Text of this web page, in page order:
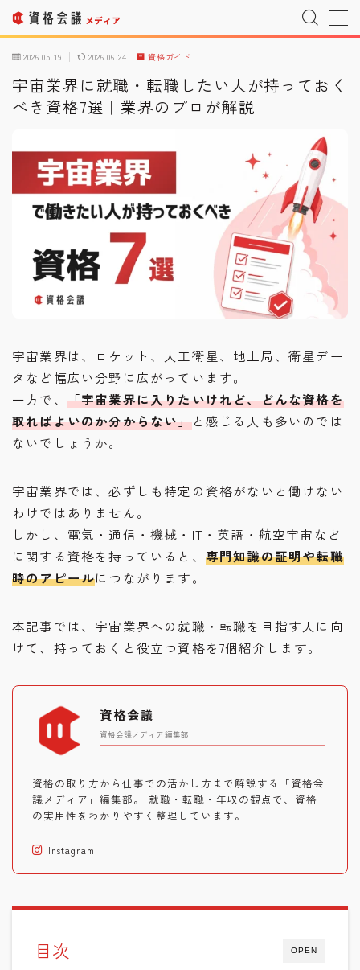
MENU
運営者情報 Company Profile
プライバシーポリシー Privacy Policy
利用規約 T&C
宇宙情報サイト SPACE CONNECT
宇宙転職を目指したい方へ Space Job
2026.05.19 2026.06.24 資格ガイド
宇宙業界に就職・転職したい人が持っておく
べき資格7選｜業界のプロが解説
宇宙業界は、ロケット、人工衛星、地上局、衛星デー
タなど幅広い分野に広がっています。
一方で、 「宇宙業界に入りたいけれど、どんな資格を
取ればよいのか分からない」と感じる人も多いのでは
ないでしょうか。
宇宙業界では、必ずしも特定の資格がないと働けない
わけではありません。
しかし、電気・通信・機械・IT・英語・航空宇宙など
に関する資格を持っていると、 専門知識の証明や転職
時のアピールにつながります。
本記事では、宇宙業界への就職・転職を目指す人に向
けて、持っておくと役立つ資格を7個紹介します。
資格会議
資格会議メディア編集部
資格の取り方から仕事での活かし方まで解説する「資格会
議メディア」編集部。 就職・転職・年収の観点で、資格
の実用性をわかりやすく整理しています。
Instagram
OPEN
目次